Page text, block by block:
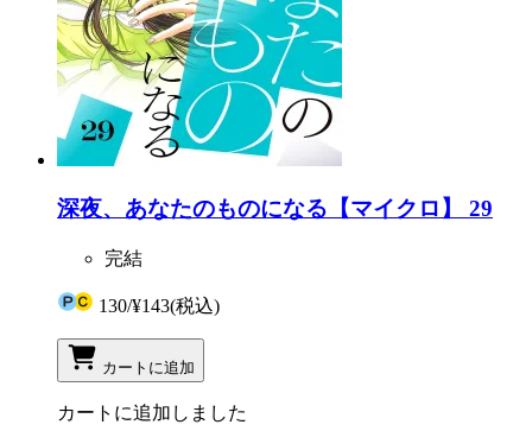
深夜、あなたのものになる【マイクロ】 29
完結
130/¥143(税込)
カートに追加
カートに追加しました